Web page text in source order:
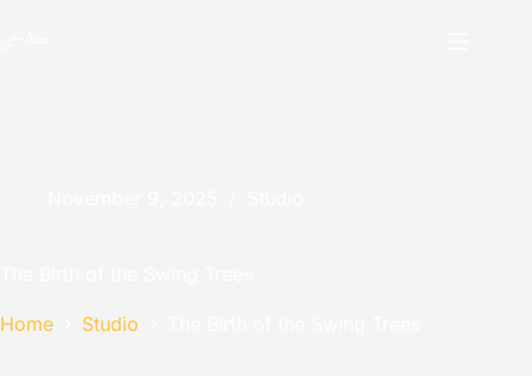
Home Studio